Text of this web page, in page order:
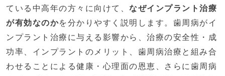
ている中高年の方々に向けて、 なぜインプラント治療
が有効なのかを分かりやすく説明します。歯周病がイ
ンプラント治療に与える影響から、治療の安全性・成
功率、インプラントのメリット、歯周病治療と組み合
わせることによる健康・心理面の恩恵、さらに歯周病